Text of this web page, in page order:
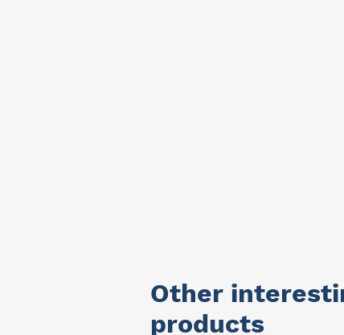
Other
products